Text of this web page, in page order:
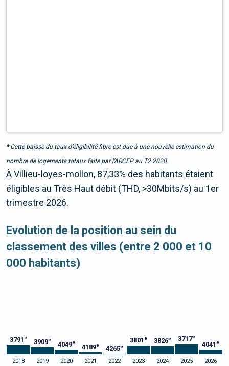
* Cette baisse du taux d’éligibilité fibre est due à une nouvelle estimation du
nombre de logements totaux faite par l’ARCEP au T2 2020.
À Villieu-loyes-mollon, 87,33% des habitants étaient
éligibles au Très Haut débit (THD, >30Mbits/s) au 1er
trimestre 2026.
Evolution de la position au sein du
classement des villes (entre 2 000 et 10
000 habitants)
3791 e
3909e
4049e
4189e 4265e
3801e 3826e 3717e
4041e
2018 2019 2020 2021 2022 2023 2024 2025 2026